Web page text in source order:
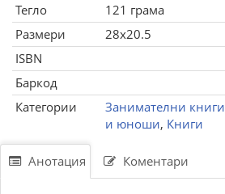
Тегло
121 грама
Размери
28x20.5
ISBN
Баркод
Категории
Занимателни книги
и юноши, Книги
Анотация Коментари